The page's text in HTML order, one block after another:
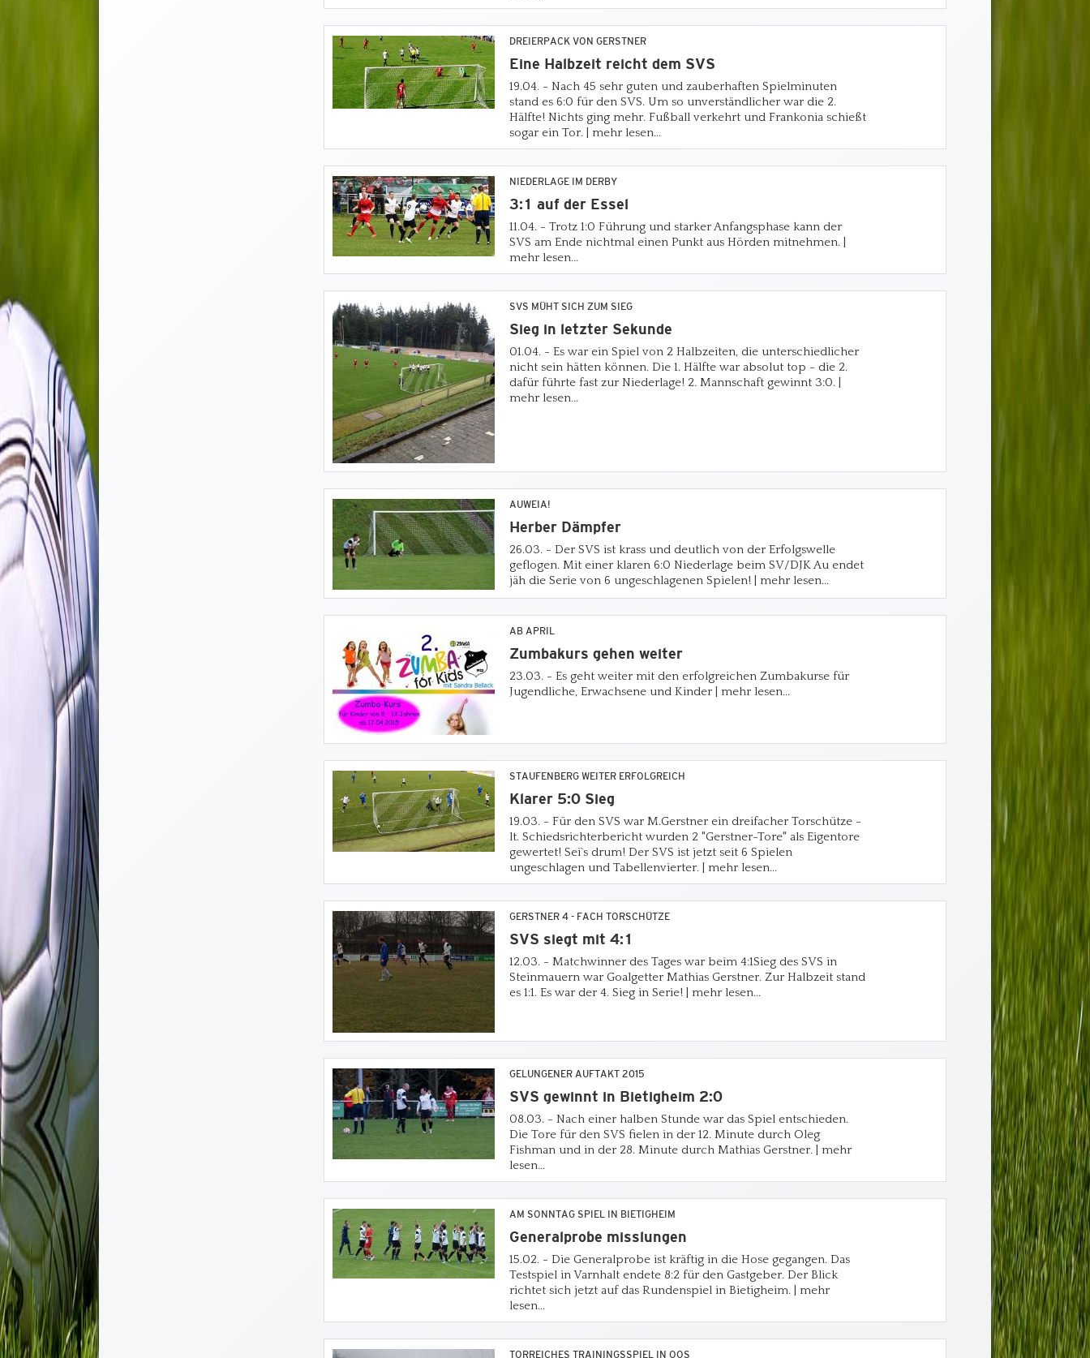
DREIERPACK VON GERSTNER
Eine Halbzeit reicht dem SVS
19.04. - Nach 45 sehr guten und zauberhaften Spielminuten
stand es 6:0 für den SVS. Um so unverständlicher war die 2.
Hälfte! Nichts ging mehr. Fußball verkehrt und Frankonia schießt
sogar ein Tor. | mehr lesen...
NIEDERLAGE IM DERBY
3:1 auf der Essel
11.04. - Trotz 1:0 Führung und starker Anfangsphase kann der
SVS am Ende nichtmal einen Punkt aus Hörden mitnehmen. |
mehr lesen...
SVS MÜHT SICH ZUM SIEG
Sieg in letzter Sekunde
01.04. - Es war ein Spiel von 2 Halbzeiten, die unterschiedlicher
nicht sein hätten können. Die 1. Hälfte war absolut top - die 2.
dafür führte fast zur Niederlage! 2. Mannschaft gewinnt 3:0. |
mehr lesen...
AUWEIA!
Herber Dämpfer
26.03. - Der SVS ist krass und deutlich von der Erfolgswelle
geflogen. Mit einer klaren 6:0 Niederlage beim SV/DJK Au endet
jäh die Serie von 6 ungeschlagenen Spielen! | mehr lesen...
AB APRIL
Zumbakurs gehen weiter
23.03. - Es geht weiter mit den erfolgreichen Zumbakurse für
Jugendliche, Erwachsene und Kinder | mehr lesen...
STAUFENBERG WEITER ERFOLGREICH
Klarer 5:0 Sieg
19.03. - Für den SVS war M.Gerstner ein dreifacher Torschütze -
lt. Schiedsrichterbericht wurden 2 "Gerstner-Tore" als Eigentore
gewertet! Sei`s drum! Der SVS ist jetzt seit 6 Spielen
ungeschlagen und Tabellenvierter. | mehr lesen...
GERSTNER 4 - FACH TORSCHÜTZE
SVS siegt mit 4:1
12.03. - Matchwinner des Tages war beim 4:1Sieg des SVS in
Steinmauern war Goalgetter Mathias Gerstner. Zur Halbzeit stand
es 1:1. Es war der 4. Sieg in Serie! | mehr lesen...
GELUNGENER AUFTAKT 2015
SVS gewinnt in Bietigheim 2:0
08.03. - Nach einer halben Stunde war das Spiel entschieden.
Die Tore für den SVS fielen in der 12. Minute durch Oleg
Fishman und in der 28. Minute durch Mathias Gerstner. | mehr
lesen...
AM SONNTAG SPIEL IN BIETIGHEIM
Generalprobe misslungen
15.02. - Die Generalprobe ist kräftig in die Hose gegangen. Das
Testspiel in Varnhalt endete 8:2 für den Gastgeber. Der Blick
richtet sich jetzt auf das Rundenspiel in Bietigheim. | mehr
lesen...
TORREICHES TRAININGSSPIEL IN OOS